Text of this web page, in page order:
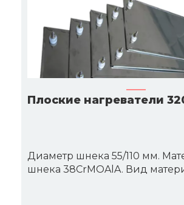
Плоские нагреватели
Диаметр шнека 55/110 мм.
шнека 38CrMOAlA. Вид